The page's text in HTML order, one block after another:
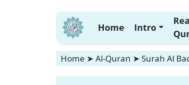
Home Intro
Home ➤ Al-Quran ➤ Surah Al